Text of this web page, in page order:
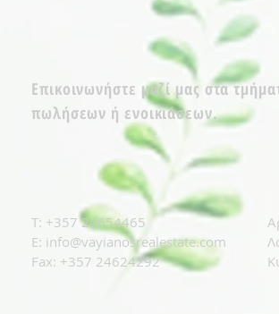
Επικοινωνήστε μαζί μας στα
πωλήσεων ή ενοικιάσεων.
T: +357 24654465
E: info@vayianosrealestate.com
Fax: +357 24624292